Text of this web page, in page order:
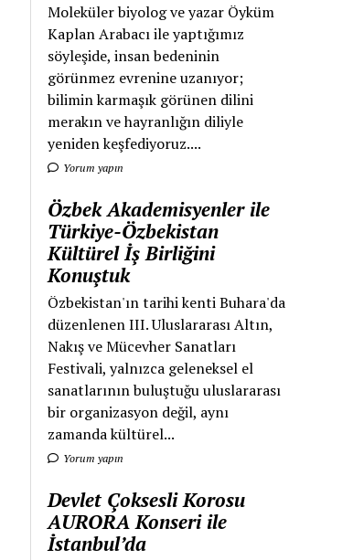
Moleküler biyolog ve yazar Öyküm
Kaplan Arabacı ile yaptığımız
söyleşide, insan bedeninin
görünmez evrenine uzanıyor;
bilimin karmaşık görünen dilini
merakın ve hayranlığın diliyle
yeniden keşfediyoruz....
Yorum yapın
Özbek Akademisyenler ile
Türkiye-Özbekistan
Kültürel İş Birliğini
Konuştuk
Özbekistan'ın tarihi kenti Buhara'da
düzenlenen III. Uluslararası Altın,
Nakış ve Mücevher Sanatları
Festivali, yalnızca geleneksel el
sanatlarının buluştuğu uluslararası
bir organizasyon değil, aynı
zamanda kültürel...
Yorum yapın
Devlet Çoksesli Korosu
AURORA Konseri ile
İstanbul’da